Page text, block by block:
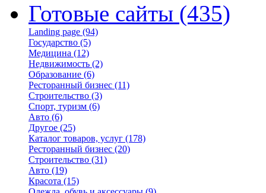
Готовые сайты (435)
Landing page (94)
Государство (5)
Медицина (12)
Недвижимость (2)
Образование (6)
Ресторанный бизнес (11)
Строительство (3)
Спорт, туризм (6)
Авто (6)
Другое (25)
Каталог товаров, услуг (178)
Ресторанный бизнес (20)
Строительство (31)
Авто (19)
Красота (15)